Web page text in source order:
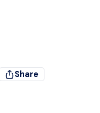
Share